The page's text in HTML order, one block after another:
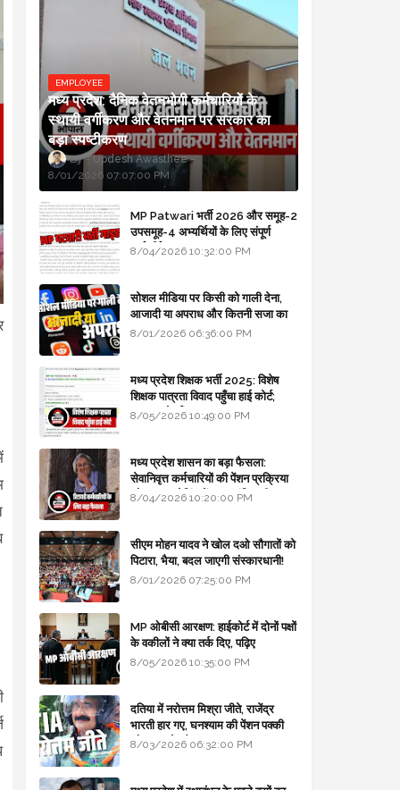
EMPLOYEE
मध्य प्रदेश: दैनिक वेतनभोगी कर्मचारियों के
स्थायी वर्गीकरण और वेतनमान पर सरकार का
बड़ा स्पष्टीकरण
Updesh Awasthee
8/01/2026 07:07:00 PM
MP Patwari भर्ती 2026 और समूह-2
उपसमूह-4 अभ्यर्थियों के लिए संपूर्ण
मार्गदर्शिका
8/04/2026 10:32:00 PM
सोशल मीडिया पर किसी को गाली देना,
आजादी या अपराध और कितनी सजा का
प्रावधान - free legal advice
8/01/2026 06:36:00 PM
मध्य प्रदेश शिक्षक भर्ती 2025: विशेष
शिक्षक पात्रता विवाद पहुँचा हाई कोर्ट;
सरकार से माँगा जवाब
8/05/2026 10:49:00 PM
मध्य प्रदेश शासन का बड़ा फैसला:
सेवानिवृत्त कर्मचारियों की पेंशन प्रक्रिया
और बजट कोडिंग में हुए क्रांतिकारी
8/04/2026 10:20:00 PM
सीएम मोहन यादव ने खोल दओ सौगातों को
पिटारा, भैया, बदल जाएगी संस्कारधानी!
8/01/2026 07:25:00 PM
MP ओबीसी आरक्षण: हाईकोर्ट में दोनों पक्षों
के वकीलों ने क्या तर्क दिए, पढ़िए
8/05/2026 10:35:00 PM
दतिया में नरोत्तम मिश्रा जीते, राजेंद्र
भारती हार गए, घनश्याम की पेंशन पक्की
और आशुतोष बैक टू...
8/03/2026 06:32:00 PM